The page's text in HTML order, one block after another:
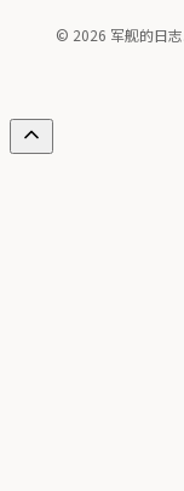
© 2026 军舰的日